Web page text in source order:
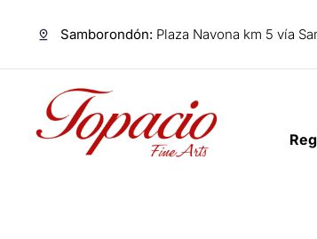
Samborondón: Plaza Navona km 5 vía